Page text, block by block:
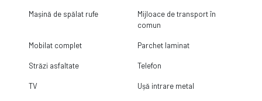
Mașină de spălat rufe
Mijloace de transport în
comun
Mobilat complet Parchet laminat
Străzi asfaltate Telefon
TV Ușă intrare metal